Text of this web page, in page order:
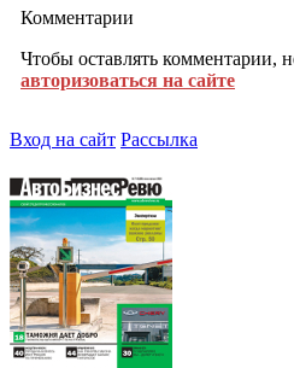
Комментарии
Чтобы оставлять комментарии,
авторизоваться на сайте
Вход на сайт Рассылка